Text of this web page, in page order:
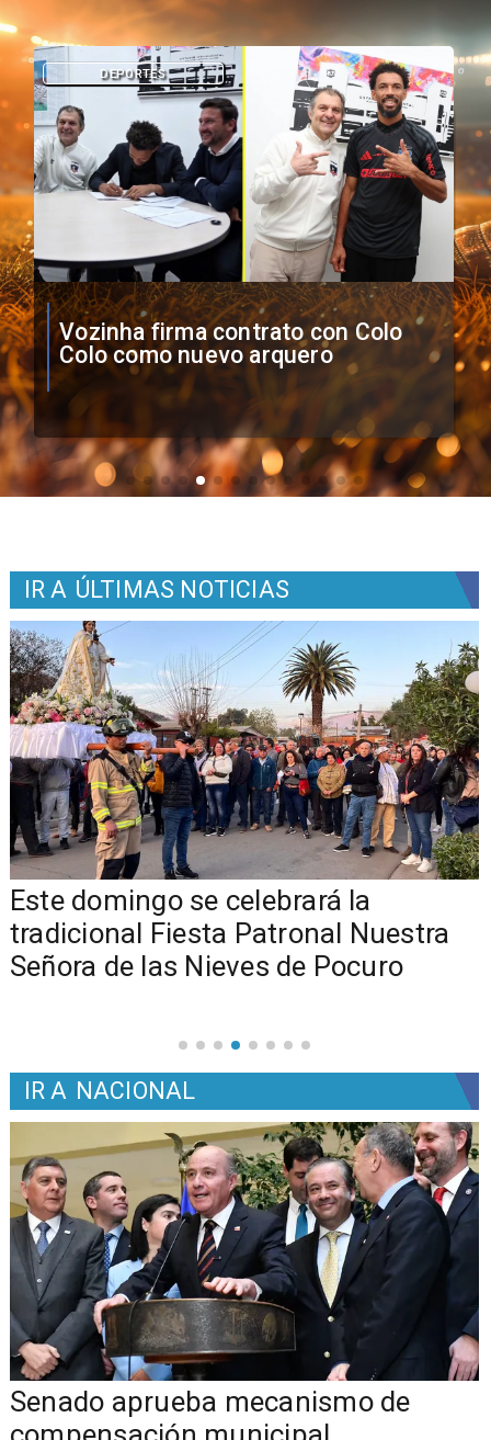
O'Higgins cae por penales ante
Boca Juniors en Copa
Sudamericana
DEPORTES
IR A ÚLTIMAS NOTICIAS
Este domingo se celebrará la
tradicional Fiesta Patronal Nuestra
Señora de las Nieves de Pocuro
IR A NACIONAL
Senado aprueba mecanismo de